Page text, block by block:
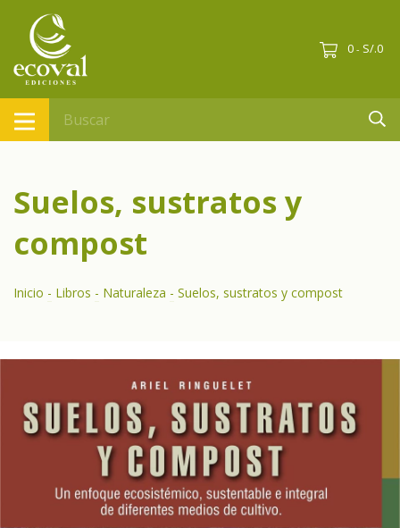
0 - S/.0
Suelos, sustratos y
compost
Inicio - Libros - Naturaleza - Suelos, sustratos y compost